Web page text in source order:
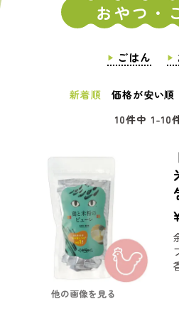
おやつ・
ごはん
新着順 価格が安い順
10件中 1-10
他の画像を見る